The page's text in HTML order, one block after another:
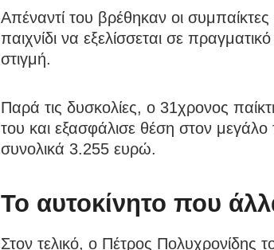
Απέναντί του βρέθηκαν οι
παιχνίδι να εξελίσσεται σε
στιγμή.
Παρά τις δυσκολίες, ο 31χρονος
του και εξασφάλισε θέση στον μεγάλο
συνολικά 3.255 ευρώ.
Το αυτοκίνητο που
Στον τελικό, ο Πέτρος Πολυχρονίδης